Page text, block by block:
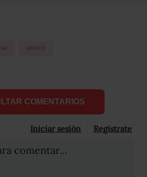
MEXICO
COMENTARIOS
Iniciar sesión Registrate
comentar...